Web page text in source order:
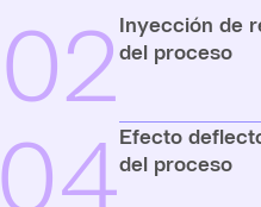
02Inyección de
del proceso
04Efecto
del proceso